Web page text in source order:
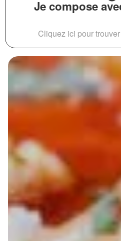
Je compose
Cliquez ici pour